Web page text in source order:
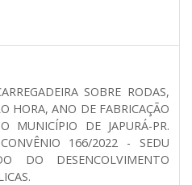
SOBRE RODAS,
HORA, ANO DE FABRICAÇÃO
MUNICÍPIO DE JAPURÁ-PR.
166/2022 - SEDU
DO DESENCOLVIMENTO